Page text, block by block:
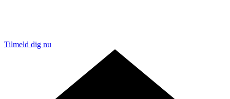
Tilmeld dig nu